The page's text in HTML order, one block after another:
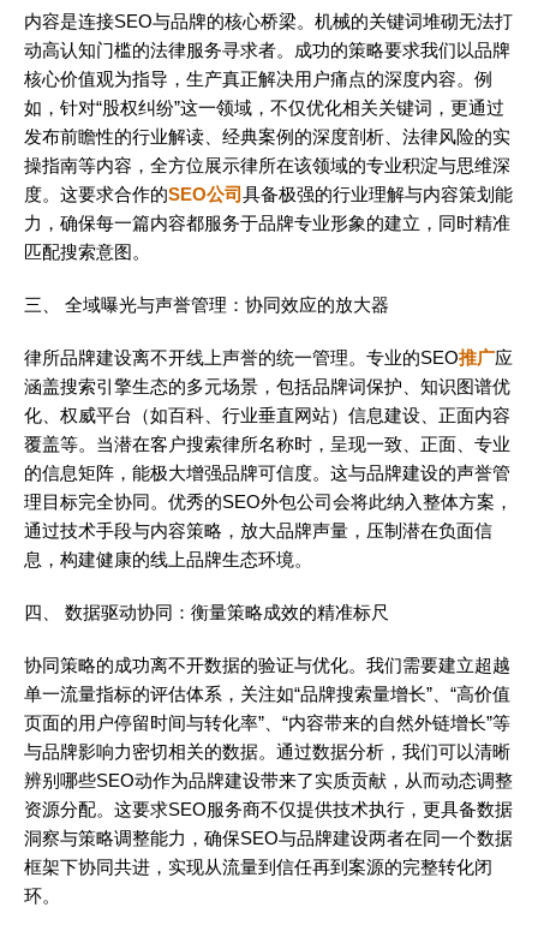
内容是连接SEO与品牌的核心桥梁。机械的关键词堆砌无法打
动高认知门槛的法律服务寻求者。成功的策略要求我们以品牌
核心价值观为指导，生产真正解决用户痛点的深度内容。例
如，针对“股权纠纷”这一领域，不仅优化相关关键词，更通过
发布前瞻性的行业解读、经典案例的深度剖析、法律风险的实
操指南等内容，全方位展示律所在该领域的专业积淀与思维深
度。这要求合作的SEO公司具备极强的行业理解与内容策划能
力，确保每一篇内容都服务于品牌专业形象的建立，同时精准
匹配搜索意图。
三、 全域曝光与声誉管理：协同效应的放大器
律所品牌建设离不开线上声誉的统一管理。专业的SEO推广应
涵盖搜索引擎生态的多元场景，包括品牌词保护、知识图谱优
化、权威平台（如百科、行业垂直网站）信息建设、正面内容
覆盖等。当潜在客户搜索律所名称时，呈现一致、正面、专业
的信息矩阵，能极大增强品牌可信度。这与品牌建设的声誉管
理目标完全协同。优秀的SEO外包公司会将此纳入整体方案，
通过技术手段与内容策略，放大品牌声量，压制潜在负面信
息，构建健康的线上品牌生态环境。
四、 数据驱动协同：衡量策略成效的精准标尺
协同策略的成功离不开数据的验证与优化。我们需要建立超越
单一流量指标的评估体系，关注如“品牌搜索量增长”、“高价值
页面的用户停留时间与转化率”、“内容带来的自然外链增长”等
与品牌影响力密切相关的数据。通过数据分析，我们可以清晰
辨别哪些SEO动作为品牌建设带来了实质贡献，从而动态调整
资源分配。这要求SEO服务商不仅提供技术执行，更具备数据
洞察与策略调整能力，确保SEO与品牌建设两者在同一个数据
框架下协同共进，实现从流量到信任再到案源的完整转化闭
环。